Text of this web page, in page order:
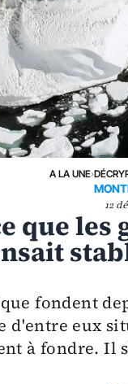
A LA UNE›
12
que
fondent
d'entre eux
à fondre. Il